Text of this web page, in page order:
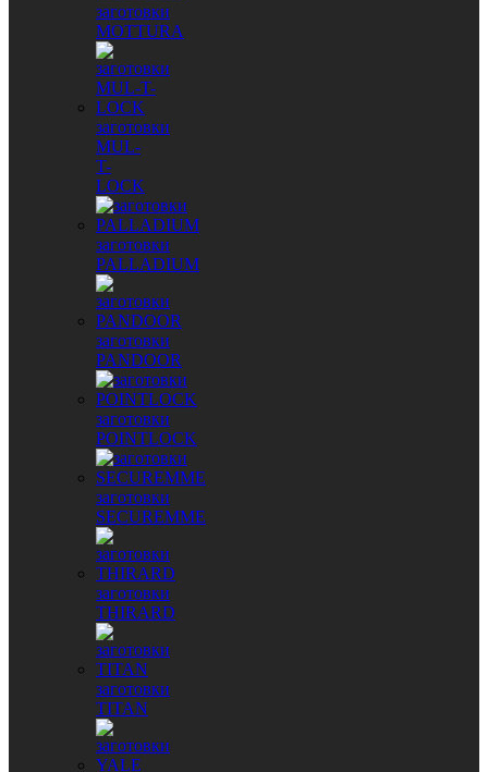
заготовки
MOTTURA
заготовки
MUL-
T-
LOCK
заготовки
PALLADIUM
заготовки
PANDOOR
заготовки
POINTLOCK
заготовки
SECUREMME
заготовки
THIRARD
заготовки
TITAN